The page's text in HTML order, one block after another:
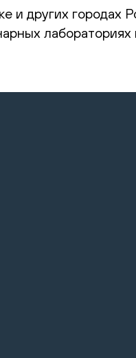
и других городах
лабораториях